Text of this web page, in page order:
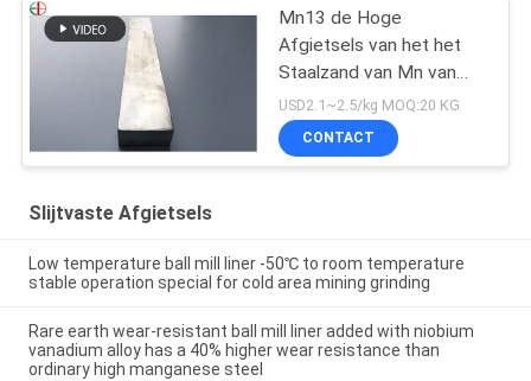
Mn13 de Hoge
Afgietsels van het het
Staalzand van Mn van
het Mangaanstaal
AS2074 H1A Hoge
USD2.1~2.5/kg MOQ:20 KG
CONTACT
Slijtvaste Afgietsels
Low temperature ball mill liner -50℃ to room temperature
stable operation special for cold area mining grinding
Rare earth wear-resistant ball mill liner added with niobium
vanadium alloy has a 40% higher wear resistance than
ordinary high manganese steel